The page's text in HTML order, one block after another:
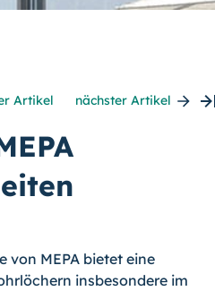
Artikel nächster Artikel
von MEPA bietet eine
insbesondere im